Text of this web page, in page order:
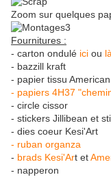
Zoom sur quelques
Fournitures :
- carton ondulé ici ou là
- bazzill kraft
- papier tissu
- papiers 4H37
- circle cissor
- stickers Jillibean et
- dies coeur Kesi'Art
- ruban organza
- brads Kesi'Art et
- napperon